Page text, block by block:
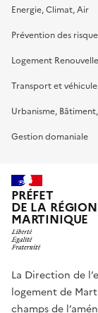
Energie, Climat, Air
Prévention des
Logement
Transport et
Urbanisme,
Gestion domaniale
PRÉFET
DE LA RÉGION
MARTINIQUE
La Direction de
logement de
champs de